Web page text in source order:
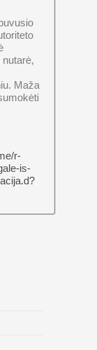
Maža
r-
is-